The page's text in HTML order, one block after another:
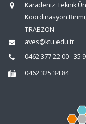
Karadeniz Teknik
Koordinasyon
TRABZON
aves@ktu.edu.tr
0462 377 22 00 - 35
0462 325 34 84